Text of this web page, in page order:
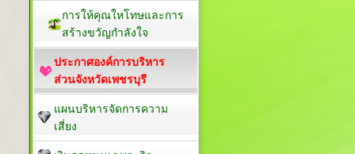
การให้คุณใหโทษและการ
สร้างขวัญกำลังใจ
ประกาศองค์การบริหาร
ส่วนจังหวัดเพชรบุรี
แผนบริหารจัดการความ
เสี่ยง